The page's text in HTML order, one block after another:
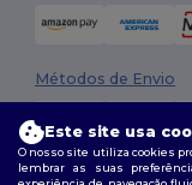
Métodos de Envio
Este site usa
O nosso site utiliza cookies
lembrar as suas